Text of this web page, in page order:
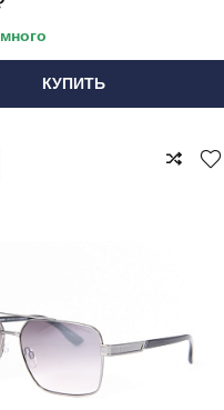
много
КУПИТЬ